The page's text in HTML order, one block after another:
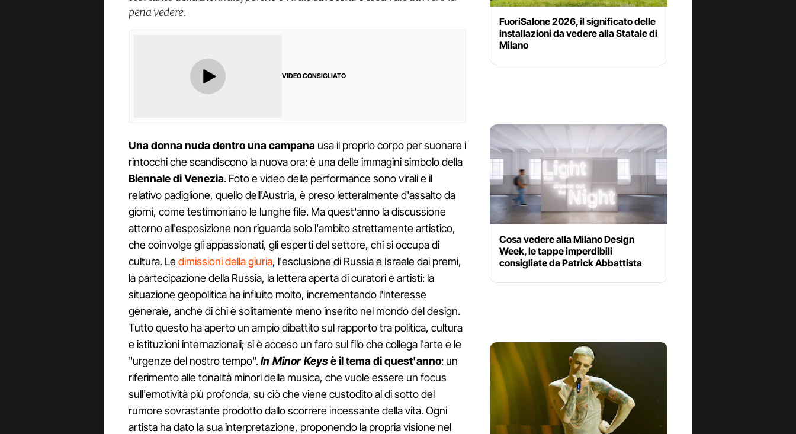
pena vedere.
VIDEO CONSIGLIATO
Una donna nuda dentro una campana usa il proprio corpo per suonare i
rintocchi che scandiscono la nuova ora: è una delle immagini simbolo della
Biennale di Venezia. Foto e video della performance sono virali e il
relativo padiglione, quello dell'Austria, è preso letteralmente d'assalto da
giorni, come testimoniano le lunghe file. Ma quest'anno la discussione
attorno all'esposizione non riguarda solo l'ambito strettamente artistico,
che coinvolge gli appassionati, gli esperti del settore, chi si occupa di
cultura. Ledimissioni della giuria, l'esclusione di Russia e Israele dai premi,
la partecipazione della Russia, la lettera aperta di curatori e artisti: la
situazione geopolitica ha influito molto, incrementando l'interesse
generale, anche di chi è solitamente meno inserito nel mondo del design.
Tutto questo ha aperto un ampio dibattito sul rapporto tra politica, cultura
e istituzioni internazionali; si è acceso un faro sul filo che collega l'arte e le
"urgenze del nostro tempo".In Minor Keysè il tema di quest'anno: un
riferimento alle tonalità minori della musica, che vuole essere un focus
sull'emotività più profonda, su ciò che viene custodito al di sotto del
rumore sovrastante prodotto dallo scorrere incessante della vita. Ogni
artista ha dato la sua interpretazione, proponendo la propria visione nel
FuoriSalone 2026, il significato delle
installazioni da vedere alla Statale di
Milano
Cosa vedere alla Milano Design
Week, le tappe imperdibili
consigliate da Patrick Abbattista